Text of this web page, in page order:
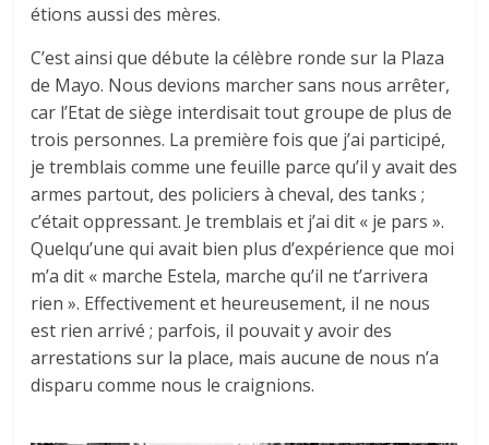
étions aussi des mères.
C’est ainsi que débute la célèbre ronde sur la Plaza
de Mayo. Nous devions marcher sans nous arrêter,
car l’Etat de siège interdisait tout groupe de plus de
trois personnes. La première fois que j’ai participé,
je tremblais comme une feuille parce qu’il y avait des
armes partout, des policiers à cheval, des tanks ;
c’était oppressant. Je tremblais et j’ai dit « je pars ».
Quelqu’une qui avait bien plus d’expérience que moi
m’a dit « marche Estela, marche qu’il ne t’arrivera
rien ». Effectivement et heureusement, il ne nous
est rien arrivé ; parfois, il pouvait y avoir des
arrestations sur la place, mais aucune de nous n’a
disparu comme nous le craignions.